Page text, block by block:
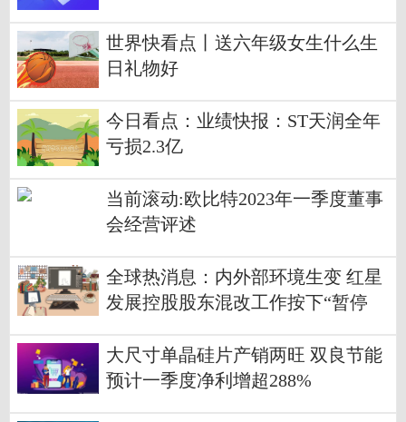
世界快看点丨送六年级女生什么生
日礼物好
今日看点：业绩快报：ST天润全年
亏损2.3亿
当前滚动:欧比特2023年一季度董事
会经营评述
全球热消息：内外部环境生变 红星
发展控股股东混改工作按下“暂停
大尺寸单晶硅片产销两旺 双良节能
预计一季度净利增超288%